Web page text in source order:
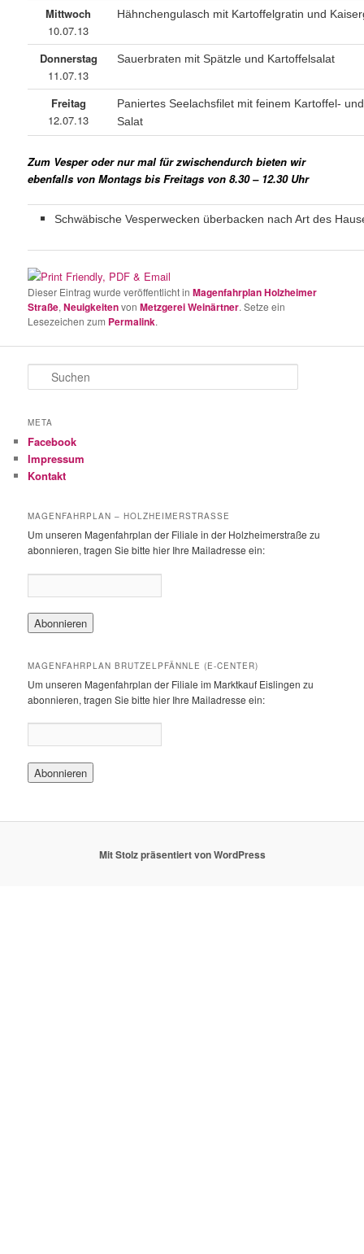
Mittwoch
10.07.13
Hähnchengulasch mit Kartoffelgratin und
Donnerstag
11.07.13
Sauerbraten mit Spätzle und Kartoffelsalat
Freitag
12.07.13
Paniertes Seelachsfilet mit feinem Kartoffel-
Salat
Zum Vesper oder nur mal für zwischendurch bieten wir
ebenfalls von Montags bis Freitags von 8.30 – 12.30 Uhr
Schwäbische Vesperwecken überbacken nach Art des
Dieser Eintrag wurde veröffentlicht inMagenfahrplan Holzheimer
Straße,NeuigkeitenvonMetzgerei Weinärtner. Setze ein
Lesezeichen zum Permalink.
u
h
n
META
Facebook
Impressum
Kontakt
MAGENFAHRPLAN – HOLZHEIMERSTRASSE
Um unseren Magenfahrplan der Filiale in der Holzheimerstraße zu
abonnieren, tragen Sie bitte hier Ihre Mailadresse ein:
MAGENFAHRPLAN BRUTZELPFÄNNLE (E-CENTER)
Um unseren Magenfahrplan der Filiale im Marktkauf Eislingen zu
abonnieren, tragen Sie bitte hier Ihre Mailadresse ein:
Mit Stolz präsentiert von WordPress